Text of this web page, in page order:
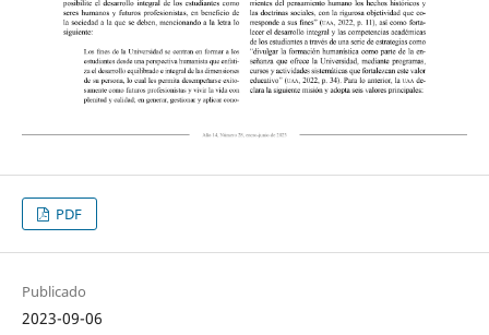
PDF
Publicado
2023-09-06